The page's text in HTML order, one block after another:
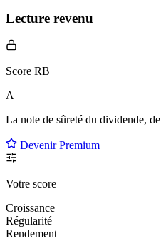
Lecture revenu
Score RB
A
La note de sûreté du dividende, de
Devenir Premium
Votre score
Croissance
Régularité
Rendement